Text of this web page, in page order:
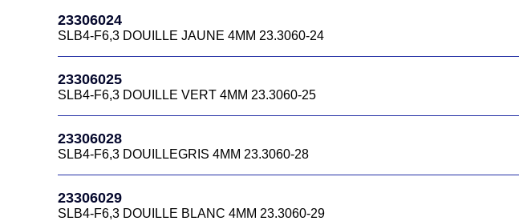
23306024
SLB4-F6,3 DOUILLE JAUNE 4MM 23.3060-24
23306025
SLB4-F6,3 DOUILLE VERT 4MM 23.3060-25
23306028
SLB4-F6,3 DOUILLEGRIS 4MM 23.3060-28
23306029
SLB4-F6,3 DOUILLE BLANC 4MM 23.3060-29